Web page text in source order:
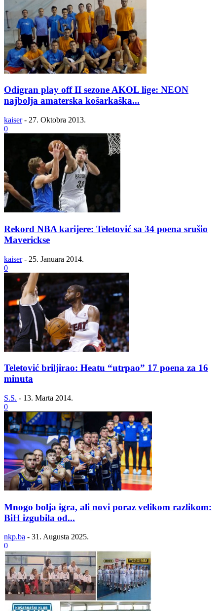
Odigran play off II sezone AKOL lige: NEON
najbolja amaterska košarkaška...
kaiser - 27. Oktobra 2013.
0
Rekord NBA karijere: Teletović sa 34 poena srušio
Maverickse
kaiser - 25. Januara 2014.
0
Teletović briljirao: Heatu “utrpao” 17 poena za 16
minuta
S.S. - 13. Marta 2014.
0
Mnogo bolja igra, ali novi poraz velikom razlikom:
BiH izgubila od...
nkp.ba - 31. Augusta 2025.
0